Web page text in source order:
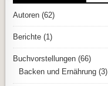
Autoren (62)
Berichte (1)
Buchvorstellungen (66)
Backen und Ernährung (3)